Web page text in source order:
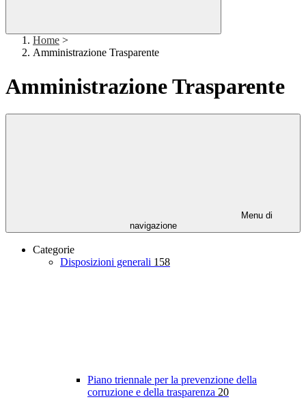
Home >
Amministrazione Trasparente
Amministrazione Trasparente
Menu di
navigazione
Categorie
Disposizioni generali 158
Piano triennale per la prevenzione della
corruzione e della trasparenza 20